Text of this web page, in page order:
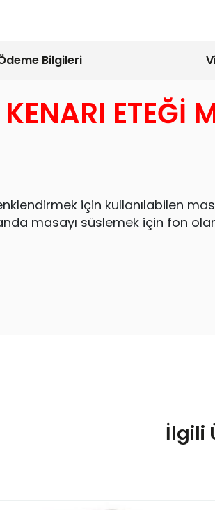
Bilgileri
ETEĞİ
için kullanılabilen
masayı süslemek için fon
İlgili